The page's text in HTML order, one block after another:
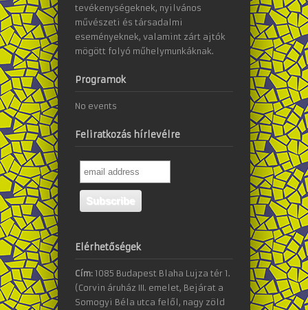
tevékenységeknek, nyilvános
művészeti és társadalmi
eseményeknek, valamint zárt ajtók
mögött folyó műhelymunkáknak.
Programok
No events
Feliratkozás hírlevélre
Elérhetőségek
Cím: 1085 Budapest Blaha Lujza tér 1.
(Corvin áruház III. emelet, Bejárat a
Somogyi Béla utca felől, nagy zöld